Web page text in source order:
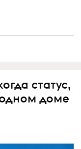
статус,
доме